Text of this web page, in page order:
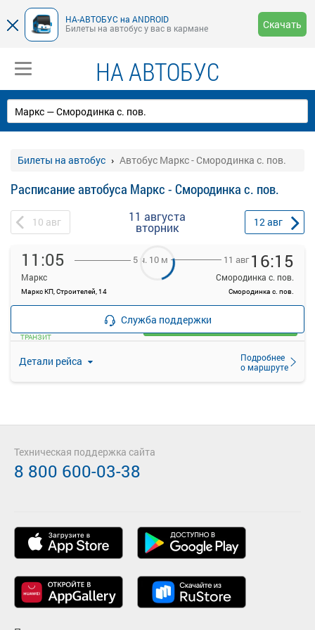
НА-АВТОБУС на ANDROID
Билеты на автобус у вас в кармане
Скачать
НА АВТОБУС
Билеты на автобус Автобус Маркс - Смородинка с. пов.
Расписание автобуса Маркс - Смородинка с. пов.
10 авг 11 августа
вторник 12авг
11:05
Маркс
Маркс КП, Строителей, 14
5 ч. 10 м 11 авг 16:15
Смородинка с. пов.
Смородинка с. пов.
Детали рейса
Подробнее
о маршруте
—
ТРАНЗИТ
Загрузить цену
Служба поддержки
Техническая поддержка сайта
8 800 600-03-38